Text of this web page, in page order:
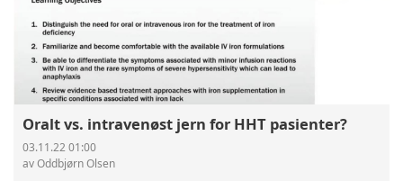
Oralt vs. intravenøst jern for HHT pasienter?
03.11.22 01:00
av Oddbjørn Olsen